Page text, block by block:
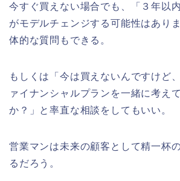
今すぐ買えない場合でも、「３年以
がモデルチェンジする可能性はあり
体的な質問もできる。
もしくは「今は買えないんですけど
ァイナンシャルプランを一緒に考え
か？」と率直な相談をしてもいい。
営業マンは未来の顧客として精一杯
るだろう。